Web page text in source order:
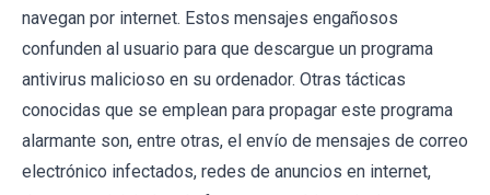
navegan por internet. Estos mensajes engañosos
confunden al usuario para que descargue un programa
antivirus malicioso en su ordenador. Otras tácticas
conocidas que se emplean para propagar este programa
alarmante son, entre otras, el envío de mensajes de correo
electrónico infectados, redes de anuncios en internet,